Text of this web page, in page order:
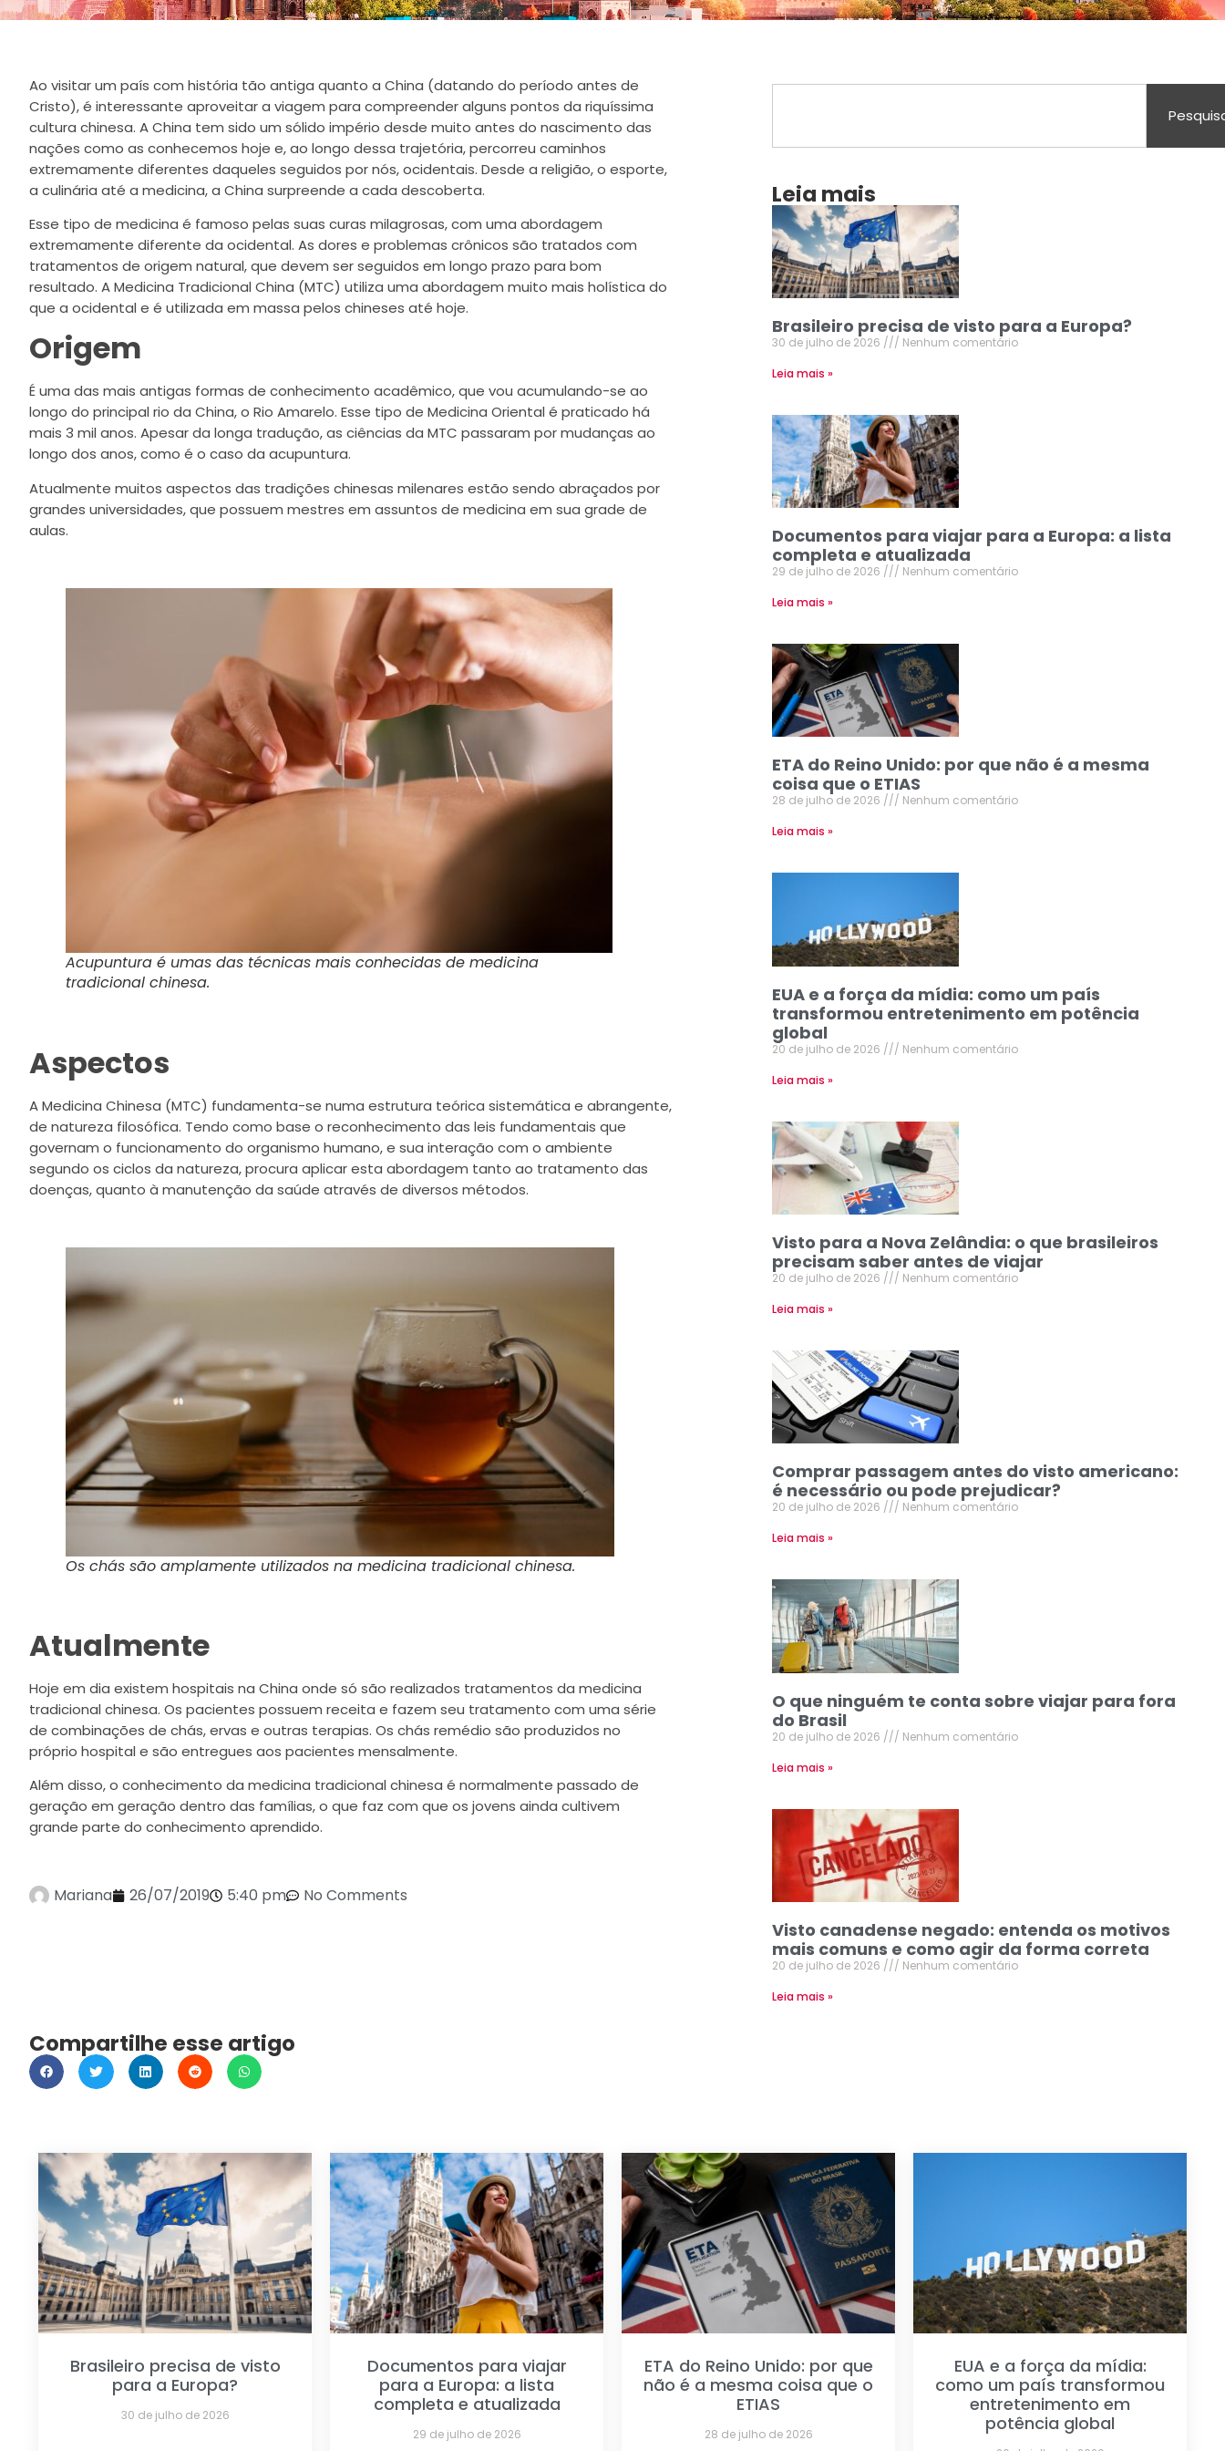
Leia mais
Brasileiro precisa de visto para a Europa?
30 de julho de 2026
Nenhum comentário
Leia mais »
Documentos para viajar para a Europa: a lista
completa e atualizada
29 de julho de 2026
Nenhum comentário
Leia mais »
ETA do Reino Unido: por que não é a mesma
coisa que o ETIAS
28 de julho de 2026
Nenhum comentário
Leia mais »
EUA e a força da mídia: como um país
transformou entretenimento em potência
global
20 de julho de 2026
Nenhum comentário
Leia mais »
Visto para a Nova Zelândia: o que brasileiros
precisam saber antes de viajar
20 de julho de 2026
Nenhum comentário
Leia mais »
Comprar passagem antes do visto americano:
é necessário ou pode prejudicar?
20 de julho de 2026
Nenhum comentário
Leia mais »
O que ninguém te conta sobre viajar para fora
do Brasil
20 de julho de 2026
Nenhum comentário
Leia mais »
Visto canadense negado: entenda os motivos
mais comuns e como agir da forma correta
20 de julho de 2026
Nenhum comentário
Leia mais »
Ao visitar um país com história tão antiga quanto a China (datando do período antes de
Cristo), é interessante aproveitar a viagem para compreender alguns pontos da riquíssima
cultura chinesa. A China tem sido um sólido império desde muito antes do nascimento das
nações como as conhecemos hoje e, ao longo dessa trajetória, percorreu caminhos
extremamente diferentes daqueles seguidos por nós, ocidentais. Desde a religião, o esporte,
a culinária até a medicina, a China surpreende a cada descoberta.
Esse tipo de medicina é famoso pelas suas curas milagrosas, com uma abordagem
extremamente diferente da ocidental. As dores e problemas crônicos são tratados com
tratamentos de origem natural, que devem ser seguidos em longo prazo para bom
resultado. A Medicina Tradicional China (MTC) utiliza uma abordagem muito mais holística do
que a ocidental e é utilizada em massa pelos chineses até hoje.
Origem
É uma das mais antigas formas de conhecimento acadêmico, que vou acumulando-se ao
longo do principal rio da China, o Rio Amarelo. Esse tipo de Medicina Oriental é praticado há
mais 3 mil anos. Apesar da longa tradução, as ciências da MTC passaram por mudanças ao
longo dos anos, como é o caso da acupuntura.
Atualmente muitos aspectos das tradições chinesas milenares estão sendo abraçados por
grandes universidades, que possuem mestres em assuntos de medicina em sua grade de
aulas.
Acupuntura é umas das técnicas mais conhecidas de medicina
tradicional chinesa.
Aspectos
A Medicina Chinesa (MTC) fundamenta-se numa estrutura teórica sistemática e abrangente,
de natureza filosófica. Tendo como base o reconhecimento das leis fundamentais que
governam o funcionamento do organismo humano, e sua interação com o ambiente
segundo os ciclos da natureza, procura aplicar esta abordagem tanto ao tratamento das
doenças, quanto à manutenção da saúde através de diversos métodos.
Os chás são amplamente utilizados na medicina tradicional chinesa.
Atualmente
Hoje em dia existem hospitais na China onde só são realizados tratamentos da medicina
tradicional chinesa. Os pacientes possuem receita e fazem seu tratamento com uma série
de combinações de chás, ervas e outras terapias. Os chás remédio são produzidos no
próprio hospital e são entregues aos pacientes mensalmente.
Além disso, o conhecimento da medicina tradicional chinesa é normalmente passado de
geração em geração dentro das famílias, o que faz com que os jovens ainda cultivem
grande parte do conhecimento aprendido.
Mariana 26/07/2019 5:40 pm No Comments
Compartilhe esse artigo
Brasileiro precisa de visto
para a Europa?
30 de julho de 2026
Documentos para viajar
para a Europa: a lista
completa e atualizada
29 de julho de 2026
ETA do Reino Unido: por que
não é a mesma coisa que o
ETIAS
28 de julho de 2026
EUA e a força da mídia:
como um país transformou
entretenimento em
potência global